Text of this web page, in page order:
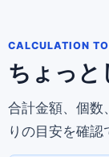
CALCULATION
ちょっと
合計金額、個数
りの目安を確認